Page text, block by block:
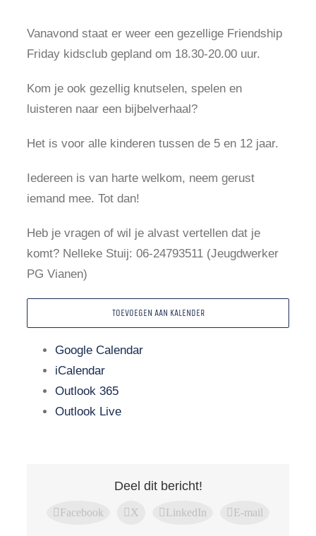
Vanavond staat er weer een gezellige Friendship
Friday kidsclub gepland om 18.30-20.00 uur.
Kom je ook gezellig knutselen, spelen en
luisteren naar een bijbelverhaal?
Het is voor alle kinderen tussen de 5 en 12 jaar.
Iedereen is van harte welkom, neem gerust
iemand mee. Tot dan!
Heb je vragen of wil je alvast vertellen dat je
komt? Nelleke Stuij: 06-24793511 (Jeugdwerker
PG Vianen)
TOEVOEGEN AAN KALENDER
Google Calendar
iCalendar
Outlook 365
Outlook Live
Deel dit bericht!
Facebook X LinkedIn E-mail